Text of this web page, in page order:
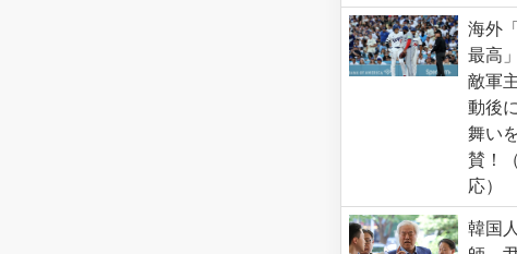
海外
最高
敵軍
動後
舞い
賛！
応）
韓国